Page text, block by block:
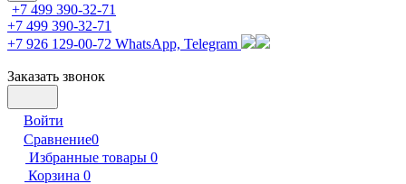
+7 499 390-32-71
+7 499 390-32-71
+7 926 129-00-72 WhatsApp, Telegram
Заказать звонок
Войти
Сравнение0
Избранные товары 0
Корзина 0